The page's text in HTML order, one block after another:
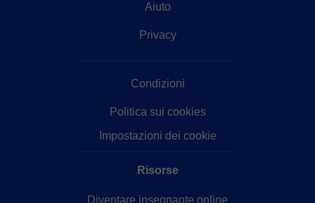
Aiuto
Privacy
Condizioni
Politica sui cookies
Impostazioni dei cookie
Risorse
Diventare insegnante online